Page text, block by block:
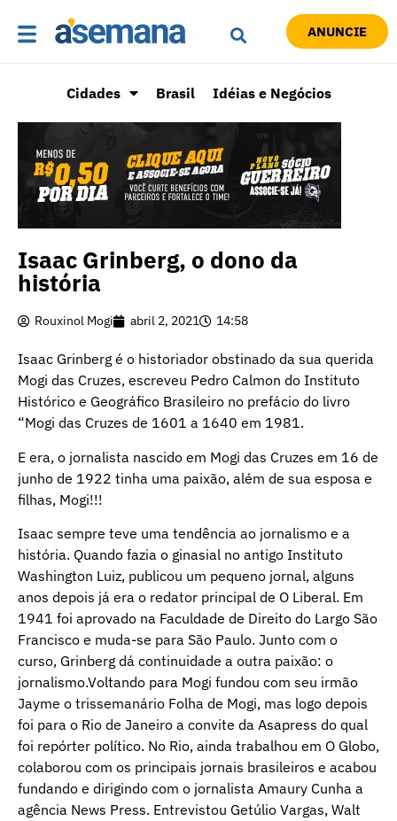
ANUNCIE
Cidades Brasil Idéias e Negócios
Isaac Grinberg, o dono da
história
Rouxinol Mogi abril 2, 2021 14:58
Isaac Grinberg é o historiador obstinado da sua querida
Mogi das Cruzes, escreveu Pedro Calmon do Instituto
Histórico e Geográfico Brasileiro no prefácio do livro
“Mogi das Cruzes de 1601 a 1640 em 1981.
E era, o jornalista nascido em Mogi das Cruzes em 16 de
junho de 1922 tinha uma paixão, além de sua esposa e
filhas, Mogi!!!
Isaac sempre teve uma tendência ao jornalismo e a
história. Quando fazia o ginasial no antigo Instituto
Washington Luiz, publicou um pequeno jornal, alguns
anos depois já era o redator principal de O Liberal. Em
1941 foi aprovado na Faculdade de Direito do Largo São
Francisco e muda-se para São Paulo. Junto com o
curso, Grinberg dá continuidade a outra paixão: o
jornalismo.Voltando para Mogi fundou com seu irmão
Jayme o trissemanário Folha de Mogi, mas logo depois
foi para o Rio de Janeiro a convite da Asapress do qual
foi repórter político. No Rio, ainda trabalhou em O Globo,
colaborou com os principais jornais brasileiros e acabou
fundando e dirigindo com o jornalista Amaury Cunha a
agência News Press. Entrevistou Getúlio Vargas, Walt